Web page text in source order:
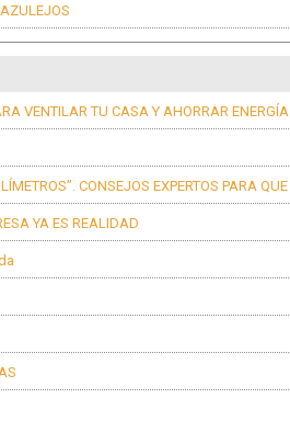
VENTILAR TU CASA Y AHORRAR ENERGÍA
CONSEJOS EXPERTOS PARA
YA ES REALIDAD